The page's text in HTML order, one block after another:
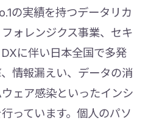
の実績を持つデータリカ
ォレンジクス事業、セキ
に伴い日本全国で多発
情報漏えい、データの消
ェア感染といったインシ
っています。個人のパソ